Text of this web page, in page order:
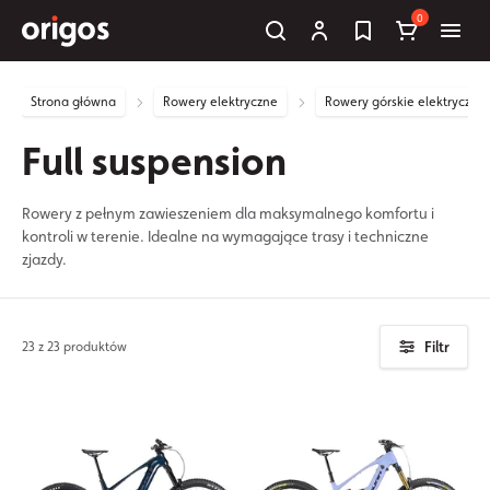
0
Strona główna Rowery elektryczne Rowery górskie elektryczne
Full suspension
Rowery z pełnym zawieszeniem dla maksymalnego komfortu i
kontroli w terenie. Idealne na wymagające trasy i techniczne
zjazdy.
23 z 23 produktów Filtr